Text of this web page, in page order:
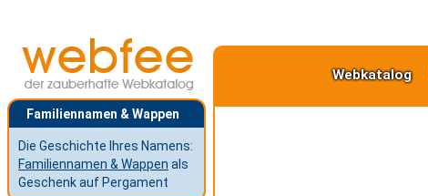
Familiennamen & Wappen
Die Geschichte Ihres Namens:
Familiennamen & Wappen als
Geschenk auf Pergament
Webkatalog